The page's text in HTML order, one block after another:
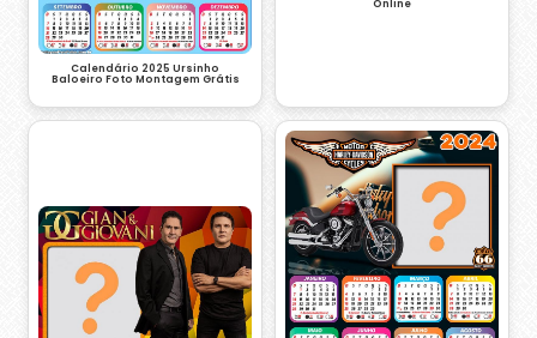
Calendário 2025 Ursinho
Baloeiro Foto Montagem Grátis
Online